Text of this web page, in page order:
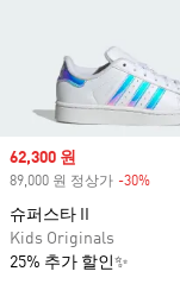
Sale price
62,300 원
89,000 원 정상가 -30%
슈퍼스타 II
Kids Originals
25% 추가 할인✨